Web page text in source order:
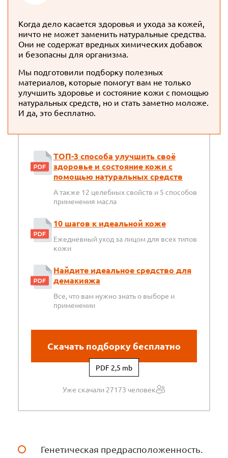
Когда дело касается здоровья и ухода за кожей,
ничто не может заменить натуральные средства.
Они не содержат вредных химических добавок
и безопасны для организма.
Мы подготовили подборку полезных
материалов, которые помогут вам не только
улучшить здоровье и состояние кожи с помощью
натуральных средств, но и стать заметно моложе.
И да, это бесплатно.
ТОП-3 способа улучшить своё
здоровье и состояние кожи с
помощью натуральных средств
А также 12 целебных свойств и 5 способов
применения масла
10 шагов к идеальной коже
Ежедневный уход за лицом для всех типов
кожи
Найдите идеальное средство для
демакияжа
Все, что вам нужно знать о выборе и
применении
Скачать подборку бесплатно
PDF 2,5 mb
Уже скачали 27173 человек
Генетическая предрасположенность.